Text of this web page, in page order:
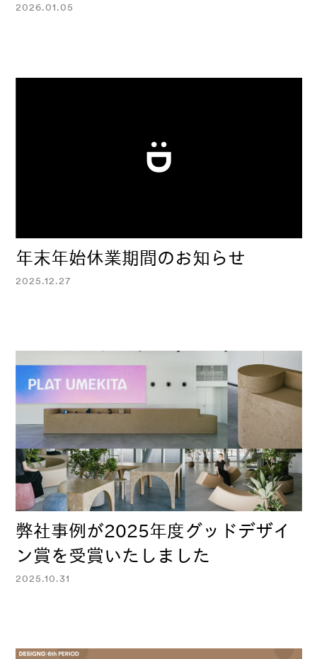
2026.01.05
年末年始休業期間のお知らせ
2025.12.27
弊社事例が2025年度グッドデザイ
ン賞を受賞いたしました
2025.10.31